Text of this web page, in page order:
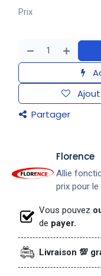
Partager
Prix
​Florence
Allie
prix pour
Vous pouvez
de payer.
Livraison 💯